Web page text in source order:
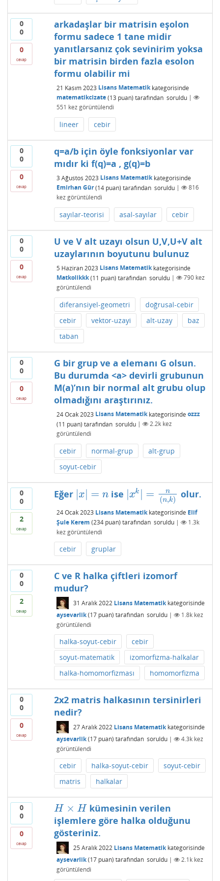
0
0
0
cevap
arkadaşlar bir matrisin eşolon
formu sadece 1 tane midir
yanıtlarsanız çok sevinirim yoksa
bir matrisin birden fazla esolon
formu olabilir mi
21 Kasım 2023 Lisans Matematikkategorisinde
matematikcizate (13 puan) tarafından soruldu |
551 kez görüntülendi
lineer cebir
0
0
0
cevap
q=a/b için öyle fonksiyonlar var
mıdır ki f(q)=a , g(q)=b
3 Ağustos 2023 Lisans Matematikkategorisinde
Emirhan Gür (14puan) tarafından soruldu |
816
kez görüntülendi
sayılar-teorisi asal-sayılar cebir
0
0
0
cevap
U ve V alt uzayı olsun U,V,U+V alt
uzaylarının boyutunu bulunuz
5 Haziran 2023 Lisans Matematikkategorisinde
Matkolikkk (11 puan) tarafından soruldu | 790kez
görüntülendi
diferansiyel-geometri
doğrusal-cebir
cebir
vektor-uzayi alt-uzay
baz
taban
0
0
0
cevap
G bir grup ve a elemanı G olsun.
Bu durumda <a> devirli grubunun
M(a)’nın bir normal alt grubu olup
olmadığını araştırınız.
24 Ocak 2023 Lisans Matematikkategorisinde ozzz
(11 puan) tarafından soruldu | 2.2kkez
görüntülendi
cebir normal-grup
alt-grup
soyut-cebir
0
0
2
cevap
Eğer ∣x| = n
∣x| =n ise ∣xk | = n
(n,k)
∣xk =n n,k) olur.
24 Ocak 2023 Lisans Matematikkategorisinde Elif
Şule Kerem (234puan) tarafından soruldu |
1.3k
kez görüntülendi
cebir gruplar
0
0
2
cevap
C ve R halka çiftleri izomorf
mudur?
31 Aralık 2022 Lisans Matematikkategorisinde
aysevarlik (17puan) tarafından soruldu | 1.8kkez
görüntülendi
halka-soyut-cebir
cebir
soyut-matematik
izomorfizma-halkalar
halka-homomorfizması
homomorfizma
0
0
0
cevap
2x2 matris halkasının tersinirleri
nedir?
27 Aralık 2022 Lisans Matematikkategorisinde
aysevarlik (17puan) tarafından soruldu | 4.3kkez
görüntülendi
cebir halka-soyut-cebir
soyut-cebir
matris
halkalar
0
0
0
cevap
H × H
H× H
kümesinin verilen
işlemlere göre halka olduğunu
gösteriniz.
25 Aralık 2022 Lisans Matematikkategorisinde
aysevarlik (17puan) tarafından soruldu | 2.1kkez
görüntülendi